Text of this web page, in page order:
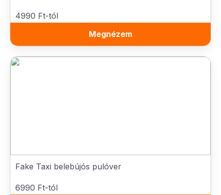
4990 Ft-tól
Megnézem
Fake Taxi belebújós pulóver
6990 Ft-tól